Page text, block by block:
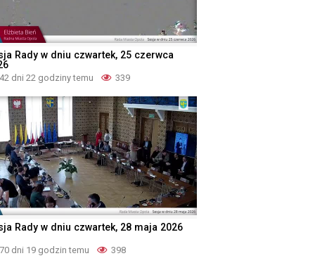
Rady w dniu czwartek, 25 czerwca
42 dni 22 godziny temu 339
Rady w dniu czwartek, 28 maja 2026
70 dni 19 godzin temu 398